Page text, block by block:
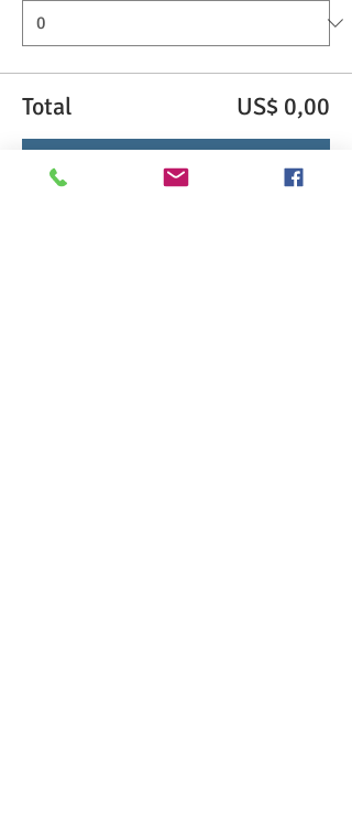
Total US$ 0,00
Checkout